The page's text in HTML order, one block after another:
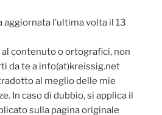
aggiornata l’ultima volta il 13
contenuto o ortografici, non
da te a info(at)kreissig.net
al meglio delle mie
In caso di dubbio, si applica il
sulla pagina originale